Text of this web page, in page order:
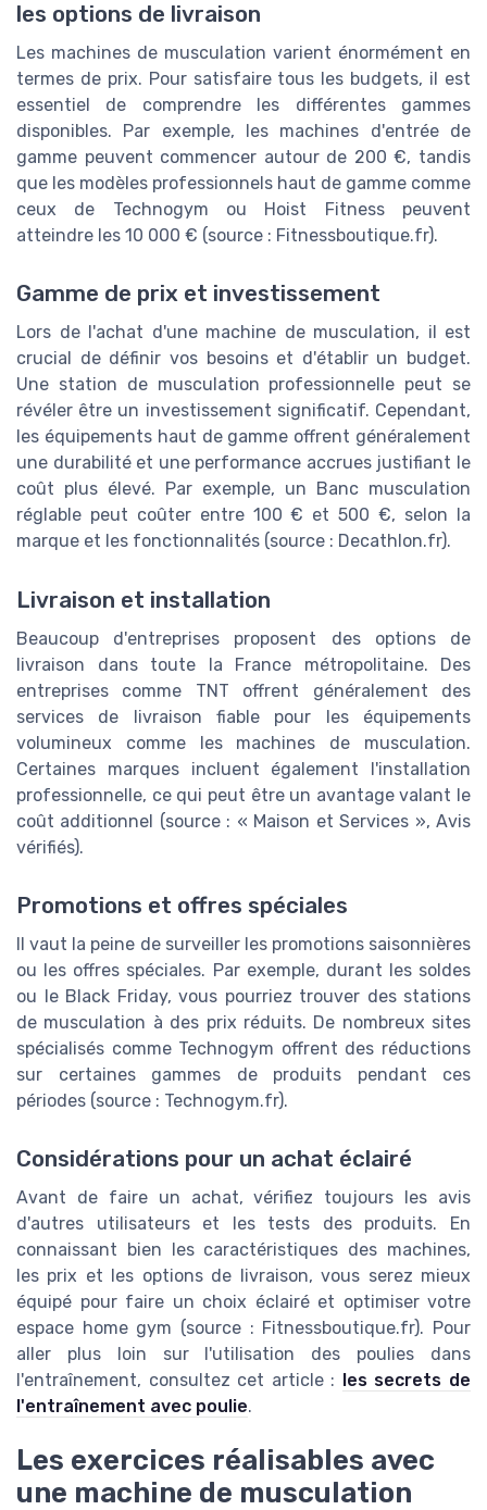
les options de livraison
Les machines de musculation varient énormément en
termes de prix. Pour satisfaire tous les budgets, il est
essentiel de comprendre les différentes gammes
disponibles. Par exemple, les machines d'entrée de
gamme peuvent commencer autour de 200 €, tandis
que les modèles professionnels haut de gamme comme
ceux de Technogym ou Hoist Fitness peuvent
atteindre les 10 000 € (source : Fitnessboutique.fr).
Gamme de prix et investissement
Lors de l'achat d'une machine de musculation, il est
crucial de définir vos besoins et d'établir un budget.
Une station de musculation professionnelle peut se
révéler être un investissement significatif. Cependant,
les équipements haut de gamme offrent généralement
une durabilité et une performance accrues justifiant le
coût plus élevé. Par exemple, un Banc musculation
réglable peut coûter entre 100 € et 500 €, selon la
marque et les fonctionnalités (source : Decathlon.fr).
Livraison et installation
Beaucoup d'entreprises proposent des options de
livraison dans toute la France métropolitaine. Des
entreprises comme TNT offrent généralement des
services de livraison fiable pour les équipements
volumineux comme les machines de musculation.
Certaines marques incluent également l'installation
professionnelle, ce qui peut être un avantage valant le
coût additionnel (source : « Maison et Services », Avis
vérifiés).
Promotions et offres spéciales
Il vaut la peine de surveiller les promotions saisonnières
ou les offres spéciales. Par exemple, durant les soldes
ou le Black Friday, vous pourriez trouver des stations
de musculation à des prix réduits. De nombreux sites
spécialisés comme Technogym offrent des réductions
sur certaines gammes de produits pendant ces
périodes (source : Technogym.fr).
Considérations pour un achat éclairé
Avant de faire un achat, vérifiez toujours les avis
d'autres utilisateurs et les tests des produits. En
connaissant bien les caractéristiques des machines,
les prix et les options de livraison, vous serez mieux
équipé pour faire un choix éclairé et optimiser votre
espace home gym (source : Fitnessboutique.fr). Pour
aller plus loin sur l'utilisation des poulies dans
l'entraînement, consultez cet article : les secrets de
l'entraînement avec poulie.
Les exercices réalisables avec
une machine de musculation